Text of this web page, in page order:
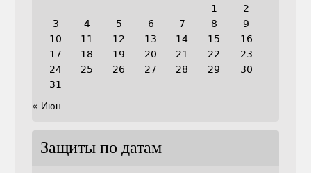
1
2
3
4 5 6 7 8
9
10
11 12 13 14 15
16
17
18 19 20 21 22
23
24
25 26 27 28 29
30
31
« Июн
Защиты по датам